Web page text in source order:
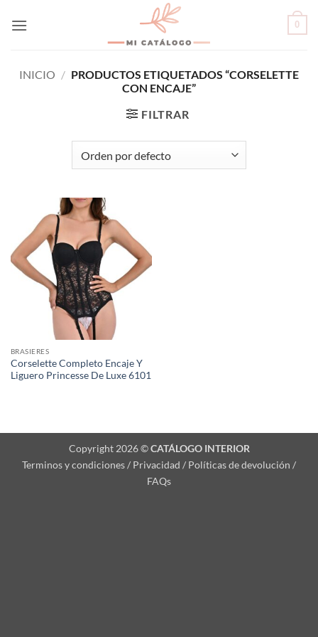
0
INICIO / PRODUCTOS ETIQUETADOS “CORSELETTE
CON ENCAJE”
FILTRAR
BRASIERES
Corselette Completo Encaje Y
Liguero Princesse De Luxe 6101
Copyright 2026 ©CATÁLOGO INTERIOR
Terminos y condiciones / Privacidad / Políticas de devolución /
FAQs